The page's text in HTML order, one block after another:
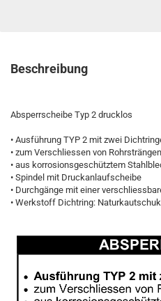
Beschreibung
Absperrscheibe Typ 2 drucklos
• Ausführung TYP 2 mit zwei
• zum Verschliessen von Rohrsträngen
• aus korrosionsgeschütztem
• Spindel mit Druckanlaufscheibe
• Durchgänge mit einer
• Werkstoff Dichtring: